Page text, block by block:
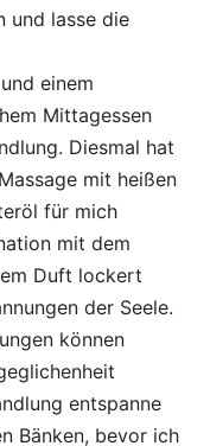
und lasse die
einem
Mittagessen
Diesmal hat
mit heißen
für mich
mit dem
Duft lockert
der Seele.
können
entspanne
Bänken, bevor ich